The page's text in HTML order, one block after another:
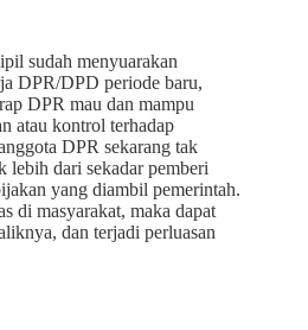
sudah menyuarakan
DPR/DPD periode baru,
DPR mau dan mampu
atau kontrol terhadap
DPR sekarang tak
lebih dari sekadar pemberi
yang diambil pemerintah.
di masyarakat, maka dapat
dan terjadi perluasan